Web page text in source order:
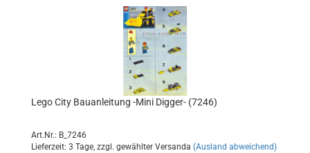
Lego City Bauanleitung -Mini Digger- (7246)
Art.Nr.: B_7246
Lieferzeit: 3 Tage, zzgl. gewählter Versanda (Ausland abweichend)